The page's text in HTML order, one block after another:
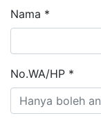
Nama *
No.WA/HP *